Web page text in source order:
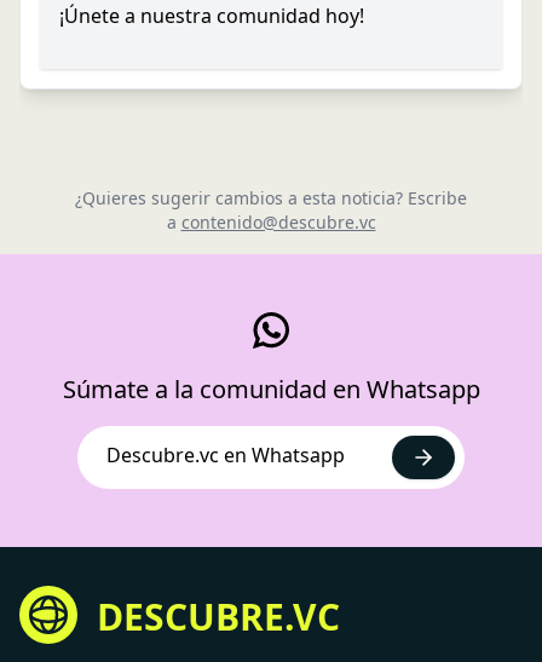
¡Únete a nuestra comunidad hoy!
¿Quieres sugerir cambios a esta noticia? Escribe
a contenido@descubre.vc
Súmate a la comunidad en Whatsapp
Descubre.vc en Whatsapp
DESCUBRE.VC